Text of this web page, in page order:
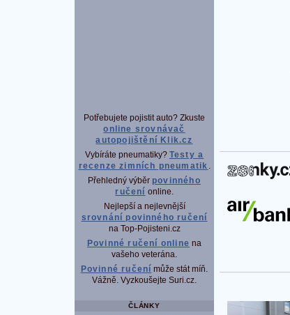
Potřebujete pojistit auto? Zkuste
online srovnávač
autopojištění Klik.cz
Vybíráte pneumatiky? Testy a
recenze zimních pneumatik .
Přehledný výběr povinného
ručení online.
Nejlepší a nejlevnější
srovnání povinného ručení
na Top-Pojisteni.cz
Povinné ručení online na
vašeho veterána.
Povinné ručení může stát míň.
Vážně. Vyzkoušejte Suri.cz.
ČLÁNKY